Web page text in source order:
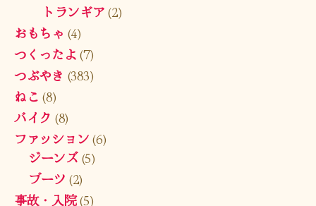
トランギア(2)
おもちゃ (4)
つくったよ(7)
つぶやき (383)
ねこ (8)
バイク (8)
ファッション(6)
ジーンズ(5)
ブーツ (2)
事故・入院(5)